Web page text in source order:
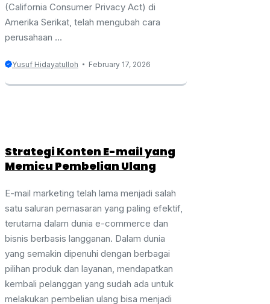
(California Consumer Privacy Act) di
Amerika Serikat, telah mengubah cara
perusahaan ...
Yusuf Hidayatulloh February 17, 2026
Strategi Konten E-mail yang
Memicu Pembelian Ulang
E-mail marketing telah lama menjadi salah
satu saluran pemasaran yang paling efektif,
terutama dalam dunia e-commerce dan
bisnis berbasis langganan. Dalam dunia
yang semakin dipenuhi dengan berbagai
pilihan produk dan layanan, mendapatkan
kembali pelanggan yang sudah ada untuk
melakukan pembelian ulang bisa menjadi